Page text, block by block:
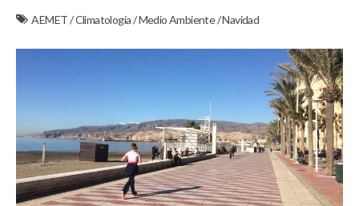
AEMET/Climatología/Medio Ambiente/Navidad